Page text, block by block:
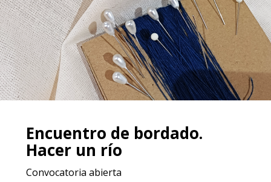
Encuentro de bordado.
Hacer un río
Convocatoria abierta